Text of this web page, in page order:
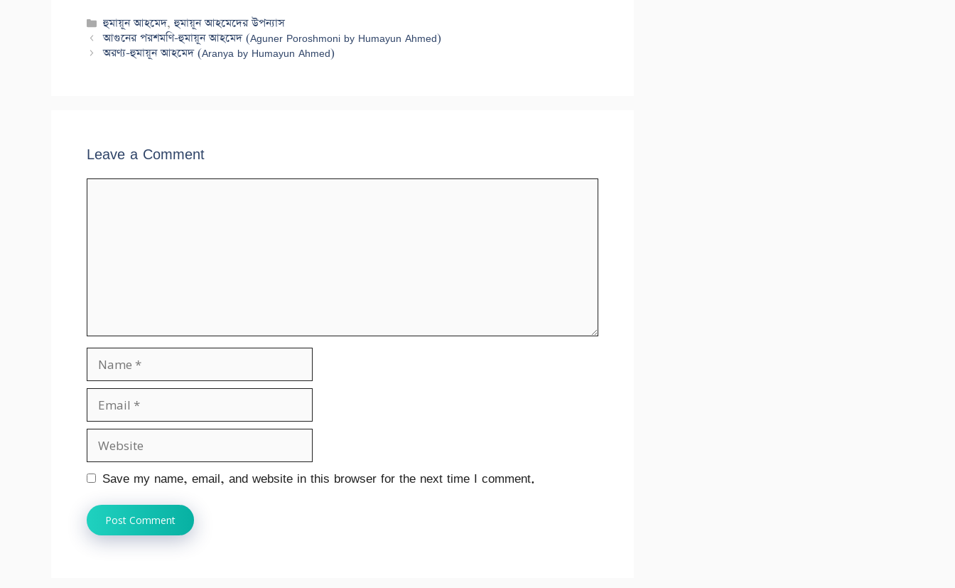
Categories
হুমায়ূন আহমেদ,হুমায়ূন আহমেদের উপন্যাস
আগুনের পরশমণি-হুমায়ূন আহমেদ (Aguner Poroshmoni by Humayun Ahmed)
অরণ্য-হুমায়ূন আহমেদ (Aranya by Humayun Ahmed)
Leave a Comment
Name
Email
Website
Save my name, email, and website in this browser for the next time I comment.